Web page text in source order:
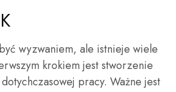
wyzwaniem, ale istnieje wiele
krokiem jest stworzenie
pracy. Ważne jest